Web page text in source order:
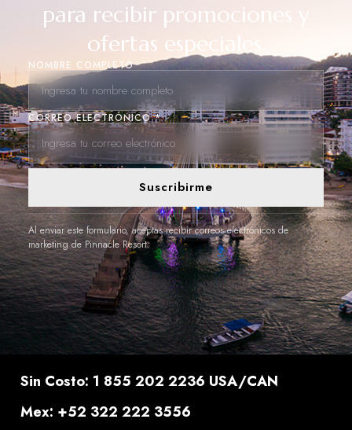
para recibir promociones y
ofertas especiales.
NOMBRE COMPLETO
CORREO ELECTRÓNICO *
Suscribirme
Al enviar este formulario, aceptas recibir correos electrónicos de
marketing de Pinnacle Resort.
Sin Costo: 1 855 202 2236 USA/CAN
Mex: +52 322 222 3556